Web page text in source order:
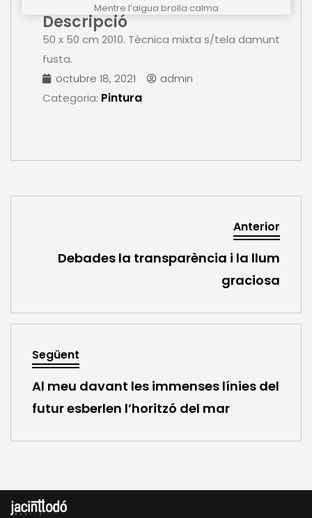
Mentre l’aigua brolla calma
Descripció
50 x 50 cm 2010. Tècnica mixta s/tela damunt
fusta.
octubre 18, 2021
admin
Categoria: Pintura
Anterior
Debades la transparència i la llum
graciosa
Següent
Al meu davant les immenses línies del
futur esberlen l’horitzó del mar